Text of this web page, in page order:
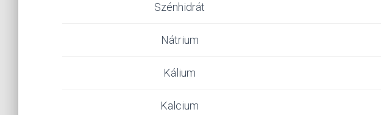
Szénhidrát
Nátrium
Kálium
Kalcium